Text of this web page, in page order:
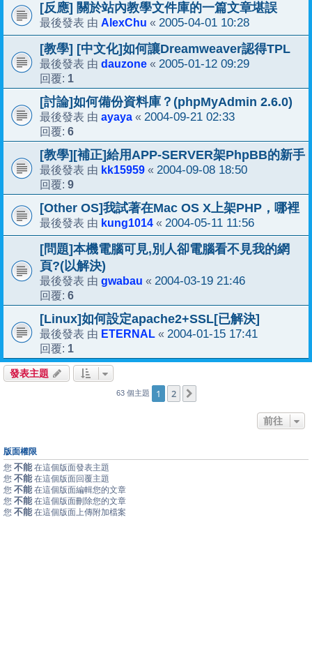
[反應] 關於站內教學文件庫的一篇文章堪誤
最後發表 由 AlexChu « 2005-04-01 10:28
[教學] [中文化]如何讓Dreamweaver認得TPL
最後發表 由 dauzone « 2005-01-12 09:29
回覆: 1
[討論]如何備份資料庫？(phpMyAdmin 2.6.0)
最後發表 由 ayaya « 2004-09-21 02:33
回覆: 6
[教學][補正]給用APP-SERVER架PhpBB的新手
最後發表 由 kk15959 « 2004-09-08 18:50
回覆: 9
[Other OS]我試著在Mac OS X上架PHP，哪裡
最後發表 由 kung1014 « 2004-05-11 11:56
[問題]本機電腦可見,別人卻電腦看不見我的網
頁?(以解決)
最後發表 由 gwabau « 2004-03-19 21:46
回覆: 6
[Linux]如何設定apache2+SSL[已解決]
最後發表 由 ETERNAL « 2004-01-15 17:41
回覆: 1
發表主題
63 個主題 1 2
前往
版面權限
您 不能 在這個版面發表主題
您 不能 在這個版面回覆主題
您 不能 在這個版面編輯您的文章
您 不能 在這個版面刪除您的文章
您 不能 在這個版面上傳附加檔案